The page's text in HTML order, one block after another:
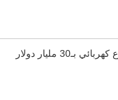
المغرب يشترط ضمانات حكومية لإنجاز مشروع كهربائي بـ30 مليار دولار